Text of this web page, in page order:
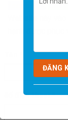
facebook, Chat
Số điện thoại*